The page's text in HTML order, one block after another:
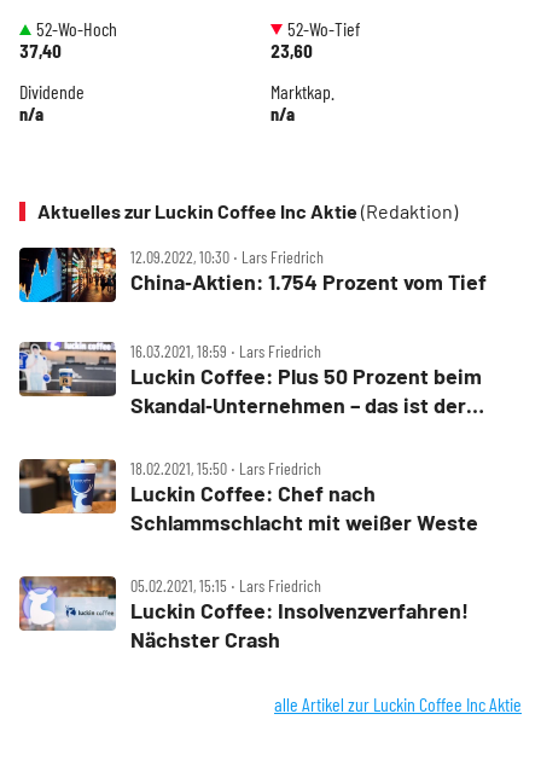
52-Wo-Hoch
37,40
52-Wo-Tief
23,60
Dividende
n/a
Marktkap.
n/a
Aktuelles zur Luckin Coffee Inc Aktie(Redaktion)
12.09.2022, 10:30 ‧ Lars Friedrich
China‑Aktien: 1.754 Prozent vom Tief
16.03.2021, 18:59 ‧ Lars Friedrich
Luckin Coffee: Plus 50 Prozent beim
Skandal‑Unternehmen – das ist der
18.02.2021, 15:50 ‧ Lars Friedrich
Luckin Coffee: Chef nach
Schlammschlacht mit weißer Weste
05.02.2021, 15:15 ‧ Lars Friedrich
Luckin Coffee: Insolvenzverfahren!
Nächster Crash
alle Artikel zur Luckin Coffee Inc Aktie